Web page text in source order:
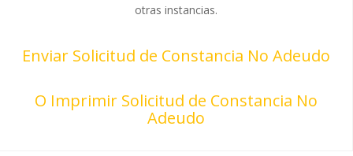
otras instancias.
Enviar Solicitud de Constancia No Adeudo
O Imprimir Solicitud de Constancia No
Adeudo